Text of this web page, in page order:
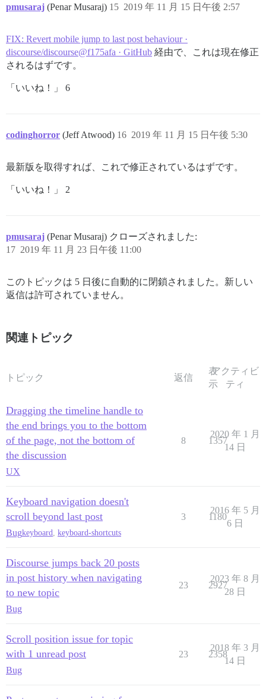
pmusaraj (Penar Musaraj) 2019 年 11 月 15 日午後 2:57
15
FIX: Revert mobile jump to last post behaviour ·
discourse/discourse@f175afa · GitHub 経由で、これは現在修正
されるはずです。
「いいね！」 6
codinghorror (Jeff Atwood) 2019 年 11 月 15 日午後 5:30
16
最新版を取得すれば、これで修正されているはずです。
「いいね！」 2
pmusaraj (Penar Musaraj) クローズされました:
2019 年 11 月 23 日午後 11:00
17
このトピックは 5 日後に自動的に閉鎖されました。新しい
返信は許可されていません。
関連トピック
トピック 返信
表
示
アクティビ
ティ
Dragging the timeline handle to
the end brings you to the bottom
of the page, not the bottom of
the discussion
UX
8 1357
2020 年 1 月
14 日
Keyboard navigation doesn't
scroll beyond last post
Bugkeyboard, keyboard-shortcuts
3 1180
2016 年 5 月
6 日
Discourse jumps back 20 posts
in post history when navigating
to new topic
Bug
23 2927
2023 年 8 月
28 日
Scroll position issue for topic
with 1 unread post
Bug
23 2358
2018 年 3 月
14 日